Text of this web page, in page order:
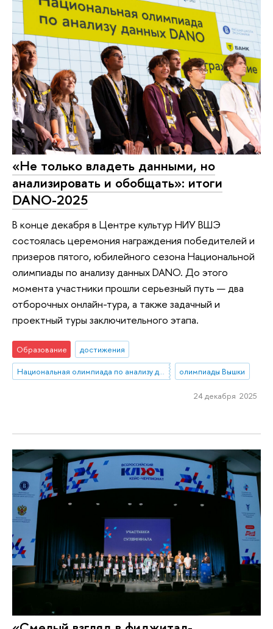
«Не только владеть данными, но
анализировать и обобщать»: итоги
DANO-2025
В конце декабря в Центре культур НИУ ВШЭ
состоялась церемония награждения победителей и
призеров пятого, юбилейного сезона Национальной
олимпиады по анализу данных DANO. До этого
момента участники прошли серьезный путь — два
отборочных онлайн-тура, а также задачный и
проектный туры заключительного этапа.
Образование
достижения
Национальная олимпиада по анализу данных «DANO»
олимпиады Вышки
24 декабря 2025